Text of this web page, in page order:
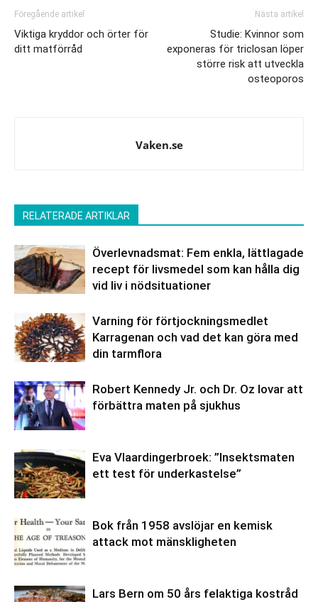
Föregående artikel
Viktiga kryddor och örter för
ditt matförråd
Nästa artikel
Studie: Kvinnor som
exponeras för triclosan löper
större risk att utveckla
osteoporos
Vaken.se
RELATERADE ARTIKLAR
Överlevnadsmat: Fem enkla, lättlagade
recept för livsmedel som kan hålla dig
vid liv i nödsituationer
Varning för förtjockningsmedlet
Karragenan och vad det kan göra med
din tarmflora
Robert Kennedy Jr. och Dr. Oz lovar att
förbättra maten på sjukhus
Eva Vlaardingerbroek: ”Insektsmaten
ett test för underkastelse”
Bok från 1958 avslöjar en kemisk
attack mot mänskligheten
Lars Bern om 50 års felaktiga kostråd